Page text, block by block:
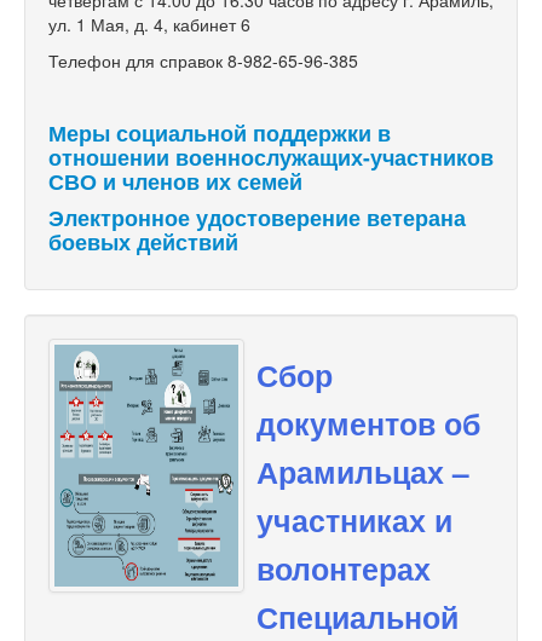
ул. 1 Мая, д. 4, кабинет 6
Телефон для справок 8-982-65-96-385
Меры социальной поддержки в
отношении военнослужащих-участников
СВО и членов их семей
Электронное удостоверение ветерана
боевых действий
Сбор
документов об
Арамильцах –
участниках и
волонтерах
Специальной